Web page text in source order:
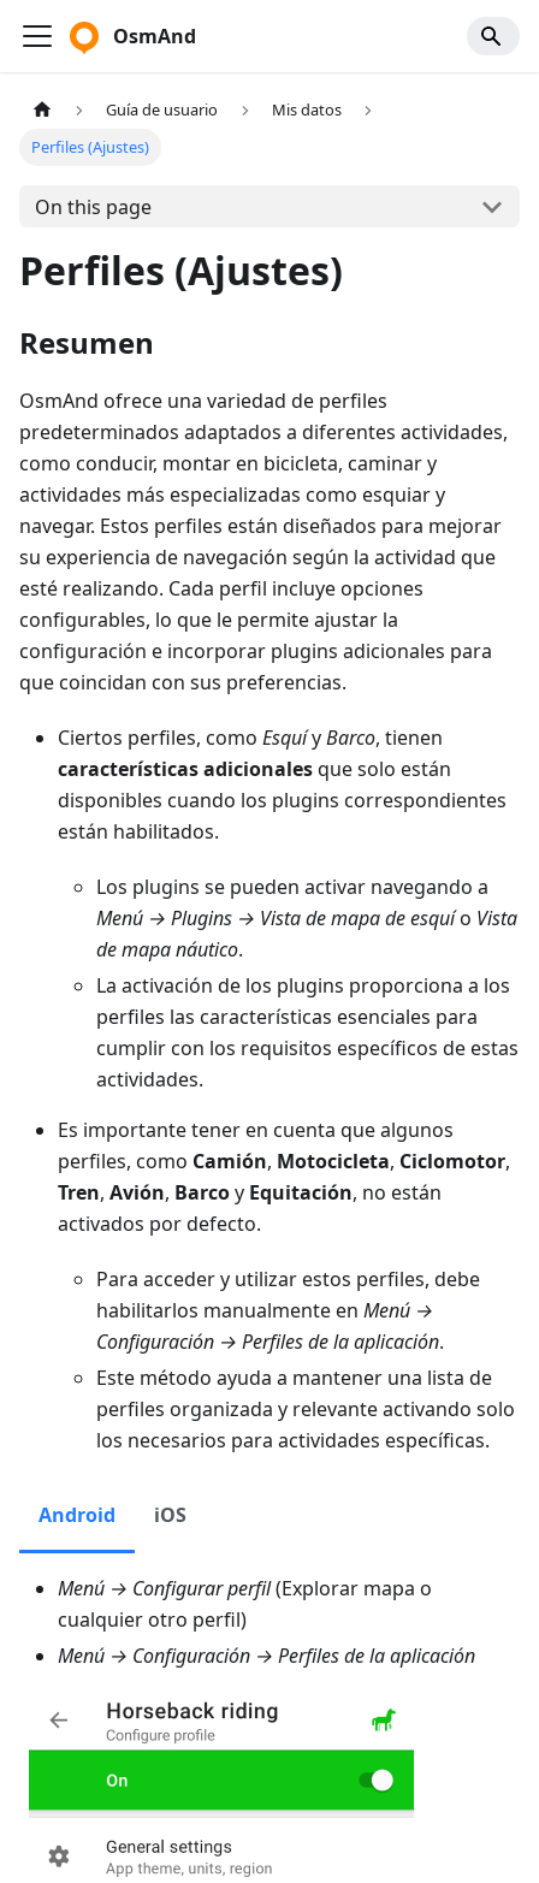
OsmAnd
Guía de usuario
Mis datos
Perfiles (Ajustes)
On this page
Perfiles (Ajustes)
Resumen
OsmAnd ofrece una variedad de perfiles
predeterminados adaptados a diferentes actividades,
como conducir, montar en bicicleta, caminar y
actividades más especializadas como esquiar y
navegar. Estos perfiles están diseñados para mejorar
su experiencia de navegación según la actividad que
esté realizando. Cada perfil incluye opciones
configurables, lo que le permite ajustar la
configuración e incorporar plugins adicionales para
que coincidan con sus preferencias.
Ciertos perfiles, como EsquíyBarco, tienen
características adicionalesque solo están
disponibles cuando los plugins correspondientes
están habilitados.
Los plugins se pueden activar navegando a
Menú → Plugins → Vista de mapa de esquío Vista
de mapa náutico.
La activación de los plugins proporciona a los
perfiles las características esenciales para
cumplir con los requisitos específicos de estas
actividades.
Es importante tener en cuenta que algunos
perfiles, como Camión, Motocicleta, Ciclomotor,
Tren, Avión, Barcoy Equitación, no están
activados por defecto.
Para acceder y utilizar estos perfiles, debe
habilitarlos manualmente en Menú →
Configuración → Perfiles de la aplicación.
Este método ayuda a mantener una lista de
perfiles organizada y relevante activando solo
los necesarios para actividades específicas.
Android iOS
Menú → Configurar perfil(Explorar mapa o
cualquier otro perfil)
Menú → Configuración → Perfiles de la aplicación